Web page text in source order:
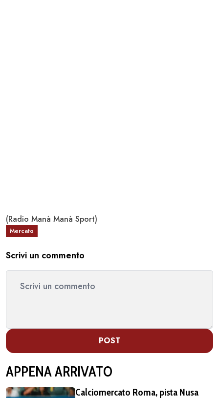
(Radio Manà Manà Sport)
Mercato
Scrivi un commento
POST
APPENA ARRIVATO
Calciomercato Roma, pista Nusa